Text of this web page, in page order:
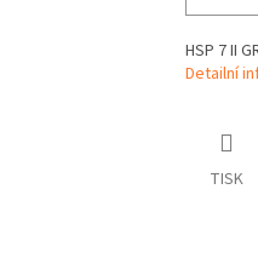
HSP 7 II
Detailní
TISK